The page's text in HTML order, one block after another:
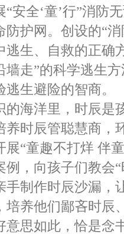
“安全‘童’行”消防
防护网。创设的“
逃生、自救的正确
墙走”的科学逃生
逃生避险的智商。
的海洋里，时辰是
养时辰管聪慧商，
展“童趣不打烊 伴
例，向孩子们教会
手制作时辰沙漏，
培养他们鄙吝时辰
意思如此，恰是念